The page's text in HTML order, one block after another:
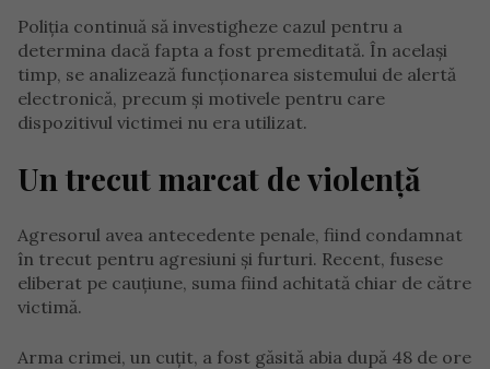
Poliția continuă să investigheze cazul pentru a
determina dacă fapta a fost premeditată. În același
timp, se analizează funcționarea sistemului de alertă
electronică, precum și motivele pentru care
dispozitivul victimei nu era utilizat.
Un trecut marcat de violență
Agresorul avea antecedente penale, fiind condamnat
în trecut pentru agresiuni și furturi. Recent, fusese
eliberat pe cauțiune, suma fiind achitată chiar de către
victimă.
Arma crimei, un cuțit, a fost găsită abia după 48 de ore